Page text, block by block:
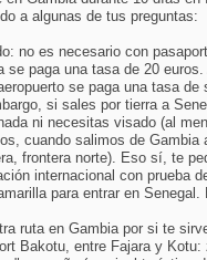
a algunas de tus preguntas:
no es necesario con
se paga una tasa de 20
se paga una tasa de
si sales por tierra a
ni necesitas visado (al
cuando salimos de Gambia
frontera norte). Eso sí, te
internacional con prueba
para entrar en Senegal.
ruta en Gambia por si te
Bakotu, entre Fajara y Kotu: